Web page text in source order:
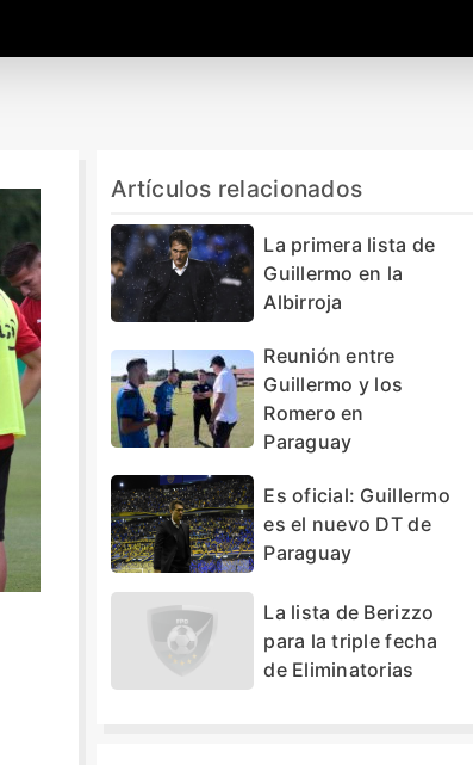
Artículos relacionados
La primera lista de
Guillermo en la
Albirroja
Reunión entre
Guillermo y los
Romero en
Paraguay
Es oficial: Guillermo
es el nuevo DT de
Paraguay
La lista de Berizzo
para la triple fecha
de Eliminatorias